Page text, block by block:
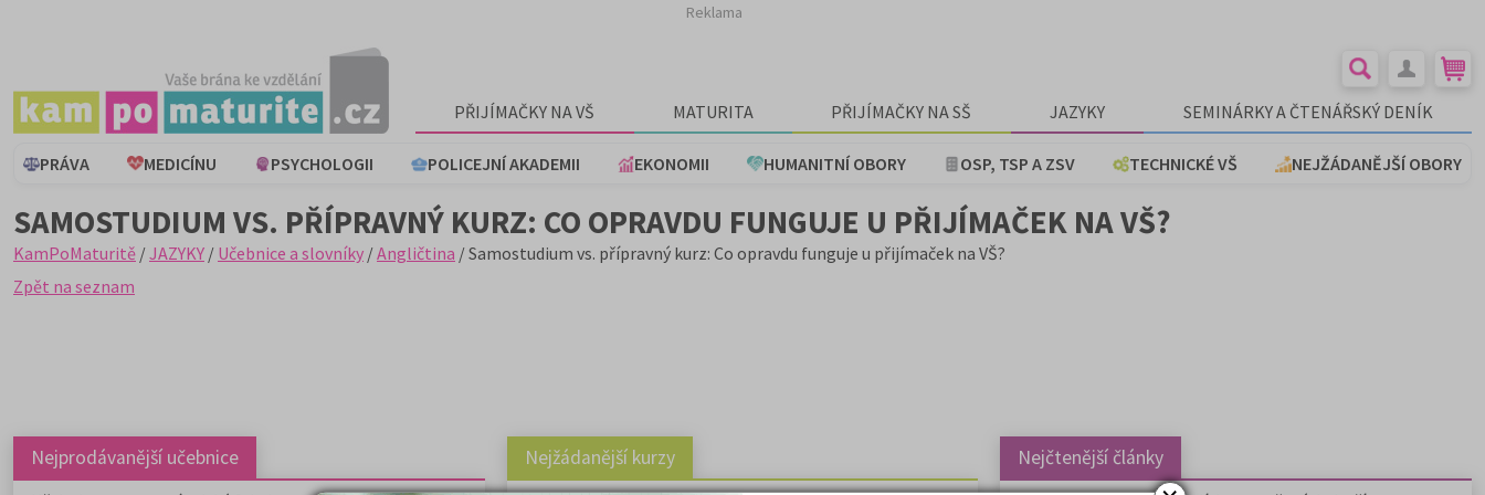
Reklama
PŘIJÍMAČKY NA VŠ MATURITA PŘIJÍMAČKY NA SŠ JAZYKY SEMINÁRKY A ČTENÁŘSKÝ DENÍK
PRÁVA MEDICÍNU PSYCHOLOGII POLICEJNÍ AKADEMII EKONOMII HUMANITNÍ OBORY OSP, TSP A ZSV TECHNICKÉ VŠ NEJŽÁDANĚJŠÍ OBORY
SAMOSTUDIUM VS. PŘÍPRAVNÝ KURZ: CO OPRAVDU FUNGUJE U PŘIJÍMAČEK NA VŠ?
KamPoMaturitě /JAZYKY / Učebnice a slovníky /Angličtina / Samostudium vs. přípravný kurz: Co opravdu funguje u přijímaček na VŠ?
Zpět na seznam
Nejprodávanější učebnice Nejžádanější kurzy Nejčtenější články